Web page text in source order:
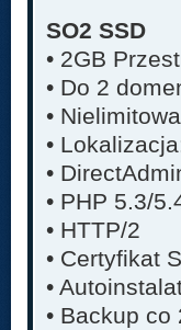
SO2 SSD
• 2GB
• Do 2
•
•
•
• PHP 5.3/
• HTTP/2
• Certyfikat
•
• Backup